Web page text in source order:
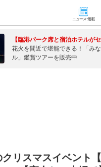
ニュース･連載
【臨港パーク席と宿泊ホテルがセ
花火を間近で堪能できる！「み
ル」鑑賞ツアーを販売中
リスマスイベント【